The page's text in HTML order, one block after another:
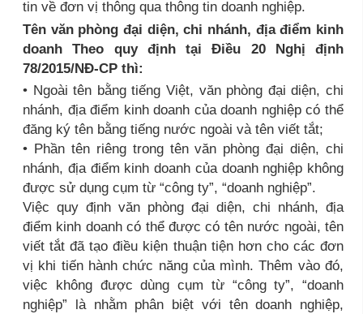
tin về đơn vị thông qua thông tin doanh nghiệp.
Tên văn phòng đại diện, chi nhánh, địa điểm kinh
doanh Theo quy định tại Điều 20 Nghị định
78/2015/NĐ-CP thì:
• Ngoài tên bằng tiếng Việt, văn phòng đại diện, chi
nhánh, địa điểm kinh doanh của doanh nghiệp có thể
đăng ký tên bằng tiếng nước ngoài và tên viết tắt;
• Phần tên riêng trong tên văn phòng đại diện, chi
nhánh, địa điểm kinh doanh của doanh nghiệp không
được sử dụng cụm từ “công ty”, “doanh nghiệp”.
Việc quy định văn phòng đại diện, chi nhánh, địa
điểm kinh doanh có thể được có tên nước ngoài, tên
viết tắt đã tạo điều kiện thuận tiện hơn cho các đơn
vị khi tiến hành chức năng của mình. Thêm vào đó,
việc không được dùng cụm từ “công ty”, “doanh
nghiệp” là nhằm phân biệt với tên doanh nghiệp,